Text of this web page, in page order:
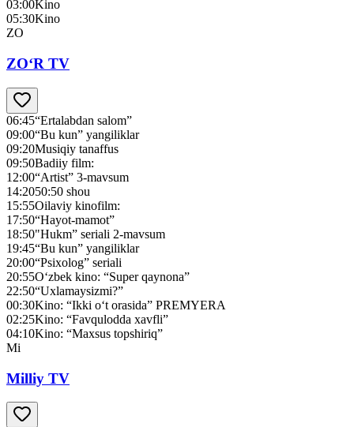
03:00Kino
05:30Kino
ZO
ZO‘R TV
06:45“Ertalabdan salom”
09:00“Bu kun” yangiliklar
09:20Musiqiy tanaffus
09:50Badiiy film:
12:00“Artist” 3-mavsum
14:2050:50 shou
15:55Oilaviy kinofilm:
17:50“Hayot-mamot”
18:50"Нukm” seriali 2-mavsum
19:45“Bu kun” yangiliklar
20:00“Psixolog” seriali
20:55O‘zbek kino: “Super qaynona”
22:50“Uxlamaysizmi?”
00:30Kino: “Ikki o‘t orasida” PREMYERA
02:25Kino: “Favqulodda xavfli”
04:10Kino: “Maxsus topshiriq”
Mi
Milliy TV